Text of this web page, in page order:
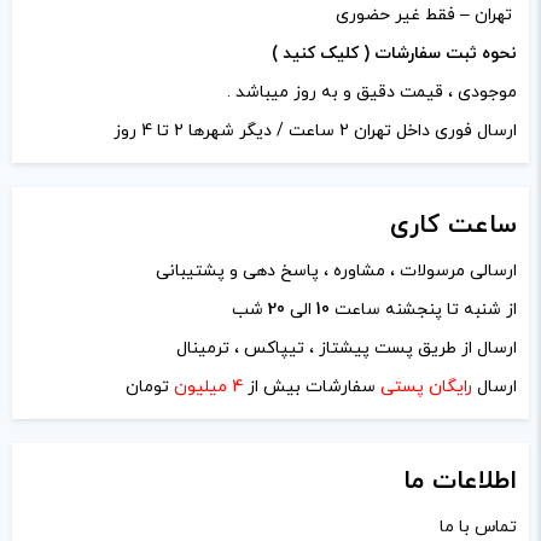
نام*
ایمیل*
تهران – فقط غیر حضوری
نحوه ثبت سفارشات ( کلیک کنید )
موجودی ، قیمت دقیق و به روز میباشد .
ارسال فوری داخل تهران 2 ساعت / دیگر شهرها 2 تا 4 روز
ساعت کاری
ارسالی مرسولات ، مشاوره ، پاسخ دهی و پشتیبانی
از شنبه تا پنجشنه ساعت 10 الی 20 شب
ارسال از طریق پست پیشتاز ، تیپاکس ، ترمینال
ارسال رایگان پستی سفارشات بیش از 4 میلیون تومان
اطلاعات ما
تماس با ما